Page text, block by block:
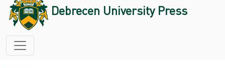
Debrecen University Press